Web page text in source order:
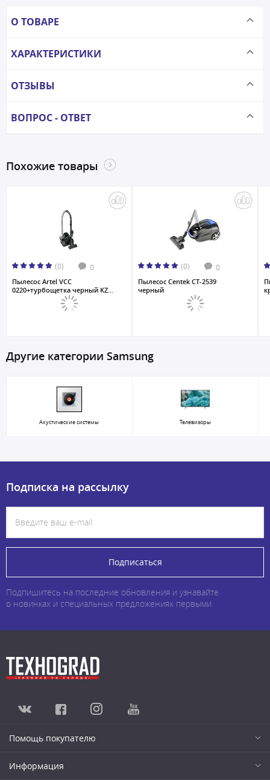
О ТОВАРЕ
ХАРАКТЕРИСТИКИ
ОТЗЫВЫ
ВОПРОС - ОТВЕТ
Похожие товары
(0) 0
Пылесос Artel VCC
0220+турбощетка черный KZ...
(0) 0
Пылесос Centek CT-2539
черный
Другие категории Samsung
Акустические системы Телевизоры
Подписка на рассылку
Подписаться
Подпишитесь на последние обновления и узнавайте
о новинках и специальных предложениях первыми
Помощь покупателю
Информация